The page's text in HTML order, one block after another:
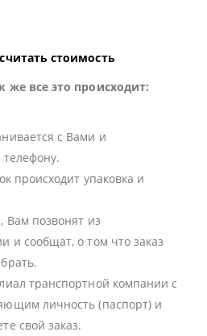
стоимость
же все это происходит:
с Вами и
телефону.
происходит упаковка и
Вам позвонят из
и сообщат, о том что заказ
транспортной компании с
личность (паспорт) и
свой заказ.